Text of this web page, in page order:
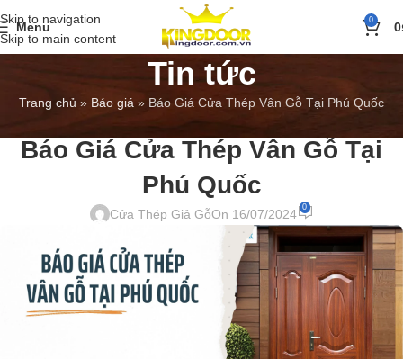
Skip to navigation
Skip to main content
Menu 0 0
Tin tức
Trang chủ » Báo giá » Báo Giá Cửa Thép Vân Gỗ Tại Phú Quốc
BÁO GIÁ,
Báo Giá Cửa Thép Vân Gỗ Tại
Phú Quốc
Cửa Thép Giả GỗOn 16/07/2024 0